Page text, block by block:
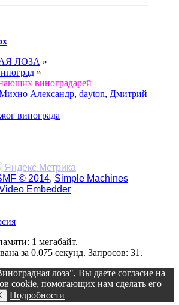
ЛОЗА »
»
виноградарей
Александр, dayton, Дмитрий
винограда
© 2014, Simple Machines
Embedder
1 мегабайт.
за 0.075 секунд. Запросов: 31.
лоза", Вы даете согласие на
cookie, помогающих нам сделать его
Подробности